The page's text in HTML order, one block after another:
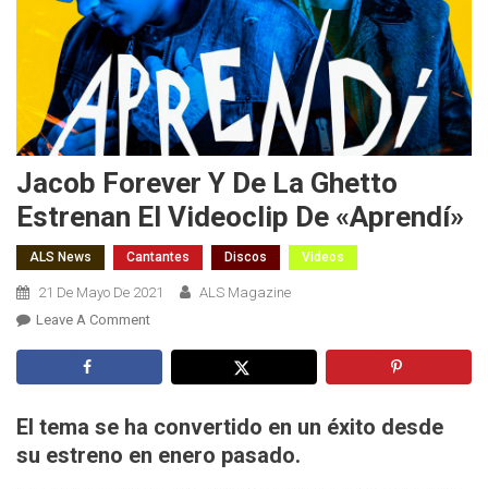
Jacob Forever Y De La Ghetto
Estrenan El Videoclip De «Aprendí»
ALS News Cantantes Discos Videos
21 De Mayo De 2021
ALS Magazine
Leave A CommentOn
Ghetto
El tema se ha convertido en un éxito desde
su estreno en enero pasado.